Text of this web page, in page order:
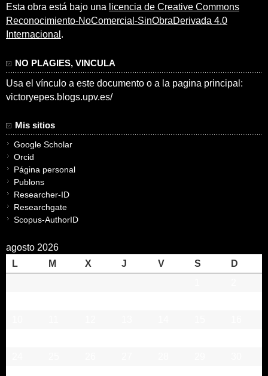
Esta obra está bajo una licencia de Creative Commons
Reconocimiento-NoComercial-SinObraDerivada 4.0
Internacional .
NO PLAGIES, VINCULA
Usa el vínculo a este documento o a la pagina principal:
victoryepes.blogs.upv.es/
Mis sitios
Google Scholar
Orcid
Página personal
Publons
Researcher-ID
Researchgate
Scopus-AuthorID
agosto 2026
L
M X J V S
D